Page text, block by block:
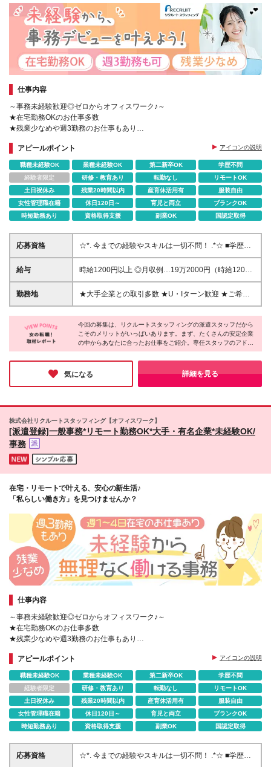
仕事内容
～事務未経験歓迎◎ゼロからオフィスワーク♪～
★在宅勤務OKのお仕事多数
★残業少なめや週3勤務のお仕事もあり
アピールポイント
アイコンの説明
職種未経験OK 業種未経験OK 第二新卒OK
学歴不問
経験者限定
研修・教育あり 転勤なし
リモートOK
土日祝休み
残業20時間以内 産育休活用有
服装自由
女性管理職在籍
休日120日～ 育児と両立
ブランクOK
時短勤務あり
資格取得支援 副業OK 国認定取得
応募資格
☆*. 今までの経験やスキルは一切不問！ .*☆ ■学歴不
問 ■第二新卒・事務デビューなども歓迎 ☆*. こんな方
を歓迎します！ .*☆ ◎未経験から事務職にチャレンジ
◎大手企業で働いてみたい ◎プライベートも大切に
したい など ※高校生の方はご登録いただけません。
トした先輩スタッフがたくさん！ 周囲のスタッフや
派遣先企業の社員と連携・協働しながら取り組むの
で、 コミュニケーションスキルも活かせます。
給与
時給1200円以上 ◎月収例…19万2000円（時給1200
円×1日8h×20日） ※給与の即受取りサービスあり。働
いたお給料の一部を、お給料日前に受け取れます（利
※時間外手当は発生分を全額支給します ※初回の契約
は2ヶ月間ですが、再契約の予定があります。
勤務地
★大手企業との取引多数 ★U・Iターン歓迎 ★ご希望
に合わせてお仕事をご紹介します 《勤務地エリア》 ■
北海道・東北 北海道、宮城県、秋田県、福島県、岩
手県 ■首都圏 東京都、神奈川県、千葉県、埼玉県 ■北
関東 栃木県、茨城県、群馬県 ■東海 愛知県、静岡
県、三重県、岐阜県 ■関西 大阪府、京都府、兵庫県、
奈良県、滋賀県 ■中国 広島県 ■九州 福岡県 【派遣就
業中における勤務地変更の範囲】変更なし
今回の募集は、リクルートスタッフィングの派遣スタッフだから
こそのメリットがいっぱいあります。まず、たくさんの安定企業
の中からあなたに合ったお仕事をご紹介。専任スタッフのアドバ
イスや研修などのサポートもあるので、未経験の方も安心です
ね！「事務デビューしたい」という方はぜひこの機会にチャレン
ジしてみてはいかがでしょうか。
気になる 詳細を見る
株式会社リクルートスタッフィング【オフィスワーク】
[派遣登録]一般事務*リモート勤務OK*大手・有名企業*未経験OK/
事務
在宅・リモートで叶える、安心の新生活♪
「私らしい働き方」を見つけませんか？
仕事内容
～事務未経験歓迎◎ゼロからオフィスワーク♪～
★在宅勤務OKのお仕事多数
★残業少なめや週3勤務のお仕事もあり
アピールポイント
アイコンの説明
職種未経験OK 業種未経験OK 第二新卒OK
学歴不問
経験者限定
研修・教育あり 転勤なし
リモートOK
土日祝休み
残業20時間以内 産育休活用有
服装自由
女性管理職在籍
休日120日～ 育児と両立
ブランクOK
時短勤務あり
資格取得支援 副業OK 国認定取得
応募資格
☆*. 今までの経験やスキルは一切不問！ .*☆ ■学歴不